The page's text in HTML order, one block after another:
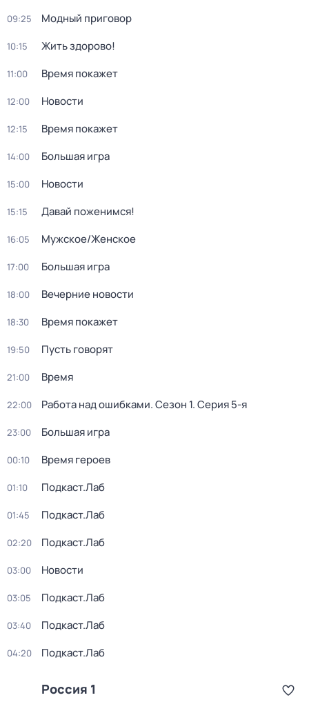
09:25 Модный приговор
10:15 Жить здорово!
11:00 Время покажет
12:00 Новости
12:15 Время покажет
14:00 Большая игра
15:00 Новости
15:15 Давай поженимся!
16:05 Мужское/Женское
17:00 Большая игра
18:00 Вечерние новости
18:30 Время покажет
19:50 Пусть говорят
21:00 Время
22:00 Работа над ошибками. Сезон 1. Серия 5-я
23:00 Большая игра
00:10 Время героев
01:10 Подкаст.Лаб
01:45 Подкаст.Лаб
02:20 Подкаст.Лаб
03:00 Новости
03:05 Подкаст.Лаб
03:40 Подкаст.Лаб
04:20 Подкаст.Лаб
Россия 1